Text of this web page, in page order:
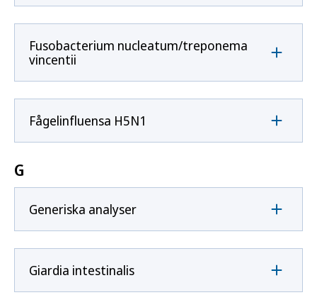
Fusobacterium nucleatum/treponema
vincentii
Fågelinfluensa H5N1
G
Generiska analyser
Giardia intestinalis